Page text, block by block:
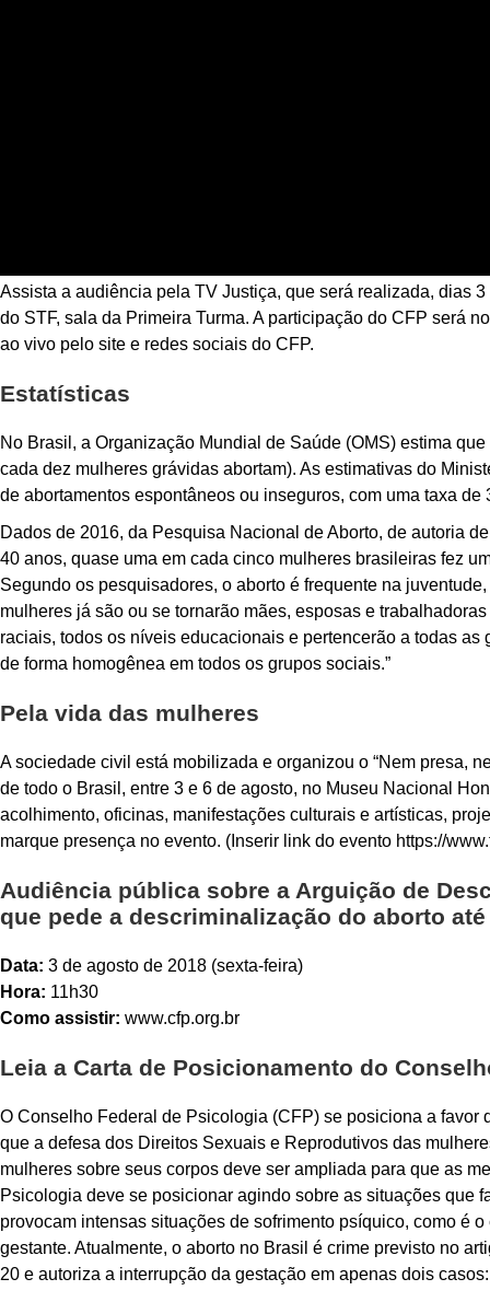
Assista a audiência pela TV Justiça, que será realizada, dias
do STF, sala da Primeira Turma. A participação do CFP será
ao vivo pelo site e redes sociais do CFP.
Estatísticas
No Brasil, a Organização Mundial de Saúde (OMS) estima
cada dez mulheres grávidas abortam). As estimativas do
de abortamentos espontâneos ou inseguros, com uma taxa
Dados de 2016, da Pesquisa Nacional de Aborto, de autoria
40 anos, quase uma em cada cinco mulheres brasileiras fez
Segundo os pesquisadores, o aborto é frequente na
mulheres já são ou se tornarão mães, esposas e
raciais, todos os níveis educacionais e pertencerão a todas
de forma homogênea em todos os grupos sociais.”
Pela vida das mulheres
A sociedade civil está mobilizada e organizou o “Nem presa,
de todo o Brasil, entre 3 e 6 de agosto, no Museu Nacional
acolhimento, oficinas, manifestações culturais e artísticas,
marque presença no evento. (Inserir link do evento https://
Audiência pública sobre a Arguição de
que pede a descriminalização do aborto
Data: 3 de agosto de 2018 (sexta-feira)
Hora: 11h30
Como assistir: www.cfp.org.br
Leia a Carta de Posicionamento do
O Conselho Federal de Psicologia (CFP) se posiciona a
que a defesa dos Direitos Sexuais e Reprodutivos das
mulheres sobre seus corpos deve ser ampliada para que as
Psicologia deve se posicionar agindo sobre as situações
provocam intensas situações de sofrimento psíquico, como é
gestante. Atualmente, o aborto no Brasil é crime previsto no
20 e autoriza a interrupção da gestação em apenas dois